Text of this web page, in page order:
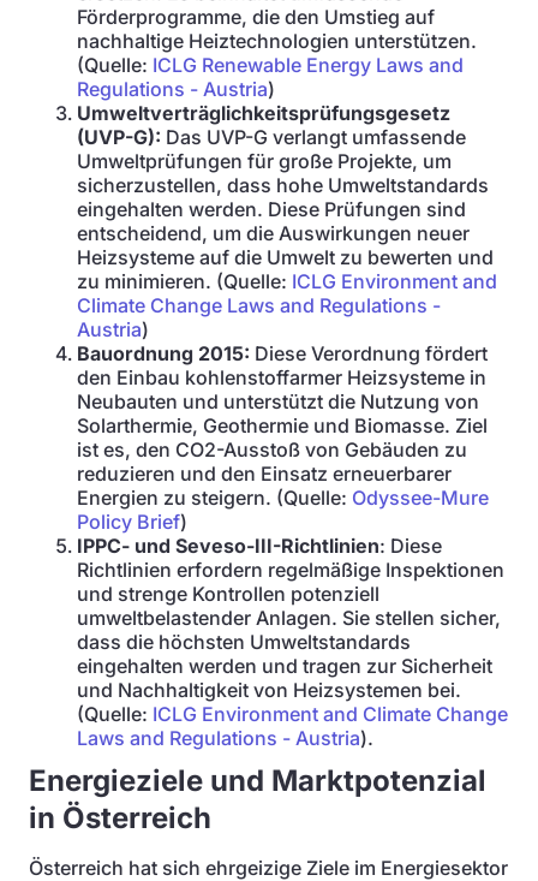
Förderprogramme, die den Umstieg auf
nachhaltige Heiztechnologien unterstützen.
(Quelle: ICLG Renewable Energy Laws and
Regulations - Austria)
Umweltverträglichkeitsprüfungsgesetz
(UVP-G): Das UVP-G verlangt umfassende
Umweltprüfungen für große Projekte, um
sicherzustellen, dass hohe Umweltstandards
eingehalten werden. Diese Prüfungen sind
entscheidend, um die Auswirkungen neuer
Heizsysteme auf die Umwelt zu bewerten und
zu minimieren. (Quelle: ICLG Environment and
Climate Change Laws and Regulations -
Austria)
Bauordnung 2015: Diese Verordnung fördert
den Einbau kohlenstoffarmer Heizsysteme in
Neubauten und unterstützt die Nutzung von
Solarthermie, Geothermie und Biomasse. Ziel
ist es, den CO2-Ausstoß von Gebäuden zu
reduzieren und den Einsatz erneuerbarer
Energien zu steigern. (Quelle: Odyssee-Mure
Policy Brief)
IPPC- und Seveso-III-Richtlinien: Diese
Richtlinien erfordern regelmäßige Inspektionen
und strenge Kontrollen potenziell
umweltbelastender Anlagen. Sie stellen sicher,
dass die höchsten Umweltstandards
eingehalten werden und tragen zur Sicherheit
und Nachhaltigkeit von Heizsystemen bei.
(Quelle: ICLG Environment and Climate Change
Laws and Regulations - Austria).
Energieziele und Marktpotenzial
in Österreich
Österreich hat sich ehrgeizige Ziele im Energiesektor